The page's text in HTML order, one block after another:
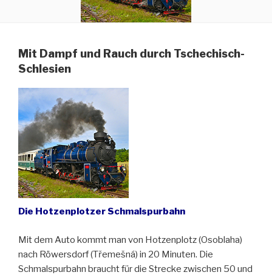
Mit Dampf und Rauch durch Tschechisch-
Schlesien
Die Hotzenplotzer Schmalspurbahn
Mit dem Auto kommt man von Hotzenplotz (Osoblaha)
nach Röwersdorf (Třemešná) in 20 Minuten. Die
Schmalspurbahn braucht für die Strecke zwischen 50 und